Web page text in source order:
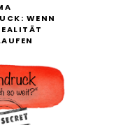
WENN